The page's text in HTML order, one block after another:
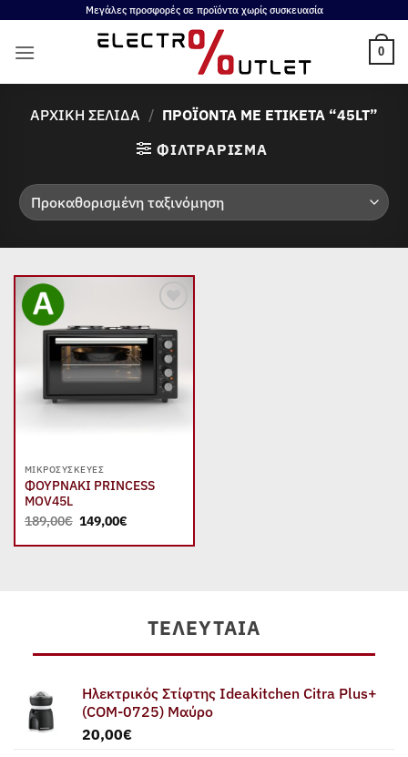
περιεχόμενο
Μεγάλες προσφορές σε προϊόντα χωρίς συσκευασία
0
ΑΡΧΙΚΉ ΣΕΛΊΔΑ / ΠΡΟΪΌΝΤΑ ΜΕ ΕΤΙΚΈΤΑ “45LT”
ΦΙΛΤΡΆΡΙΣΜΑ
Add to
wishlist
ΜΙΚΡΟΣΥΣΚΕΥΈΣ
ΦΟΥΡΝΑΚΙ PRINCESS
MOV45L
189,00€ Original
price
was:
149,00€Η
τιμή
ΤΕΛΕΥΤΑΊΑ
Ηλεκτρικός Στίφτης Ideakitchen Citra Plus+
(COM-0725) Μαύρο
20,00€